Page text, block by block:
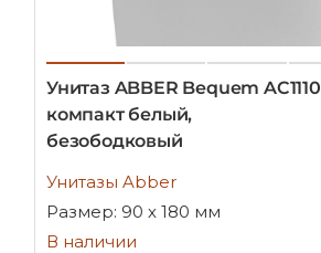
Унитаз ABBER Bequem AC1110
компакт белый,
безободковый
Унитазы Abber
Размер: 90 х 180 мм
В наличии